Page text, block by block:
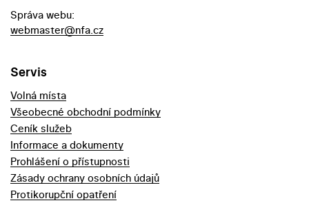
Správa webu:
webmaster@nfa.cz
Servis
Volná místa
Všeobecné obchodní podmínky
Ceník služeb
Informace a dokumenty
Prohlášení o přístupnosti
Zásady ochrany osobních údajů
Protikorupční opatření